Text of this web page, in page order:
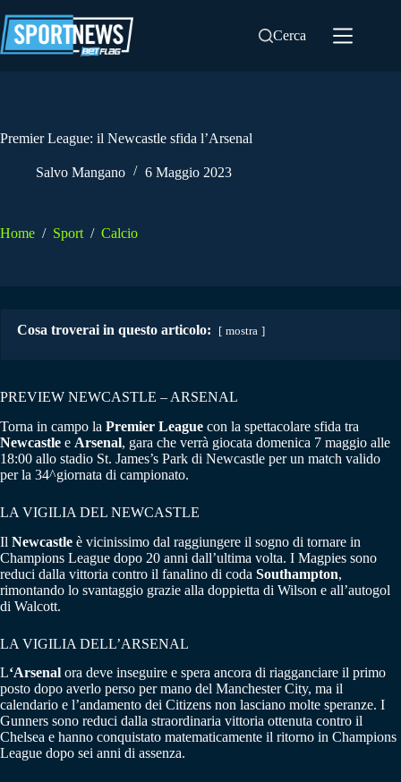
al
contenuto
Cerca
Premier League: il Newcastle sfida l’Arsenal
Salvo Mangano 6 Maggio 2023
Home / Sport / Calcio
Cosa troverai in questo articolo: mostra
PREVIEW NEWCASTLE – ARSENAL
Torna in campo la Premier League con la spettacolare sfida tra
Newcastle e Arsenal, gara che verrà giocata domenica 7 maggio alle
18:00 allo stadio St. James’s Park di Newcastle per un match valido
per la 34^giornata di campionato.
LA VIGILIA DEL NEWCASTLE
Il Newcastle è vicinissimo dal raggiungere il sogno di tornare in
Champions League dopo 20 anni dall’ultima volta. I Magpies sono
reduci dalla vittoria contro il fanalino di coda Southampton,
rimontando lo svantaggio grazie alla doppietta di Wilson e all’autogol
di Walcott.
LA VIGILIA DELL’ARSENAL
L‘Arsenal ora deve inseguire e spera ancora di riagganciare il primo
posto dopo averlo perso per mano del Manchester City, ma il
calendario e l’andamento dei Citizens non lasciano molte speranze. I
Gunners sono reduci dalla straordinaria vittoria ottenuta contro il
Chelsea e hanno conquistato matematicamente il ritorno in Champions
League dopo sei anni di assenza.